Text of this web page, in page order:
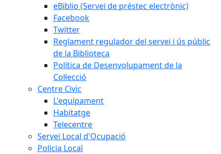
eBiblio (Servei de préstec electrònic)
Facebook
Twitter
Reglament regulador del servei i ús públic
de la Biblioteca
Política de Desenvolupament de la
Col·lecció
Centre Civic
L'equipament
Habitatge
Telecentre
Servei Local d'Ocupació
Policia Local